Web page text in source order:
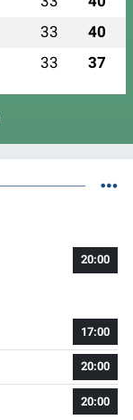
33 40
33 37
20:00
17:00
20:00
20:00